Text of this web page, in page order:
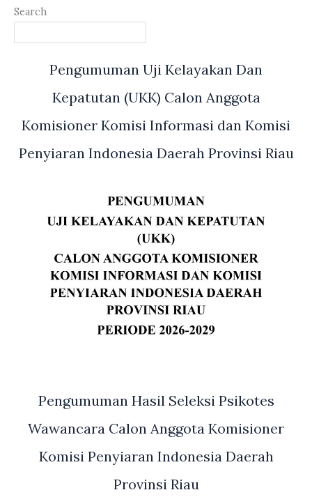
Search
Pengumuman Uji Kelayakan Dan
Kepatutan (UKK) Calon Anggota
Komisioner Komisi Informasi dan Komisi
Penyiaran Indonesia Daerah Provinsi Riau
Pengumuman Hasil Seleksi Psikotes
Wawancara Calon Anggota Komisioner
Komisi Penyiaran Indonesia Daerah
Provinsi Riau